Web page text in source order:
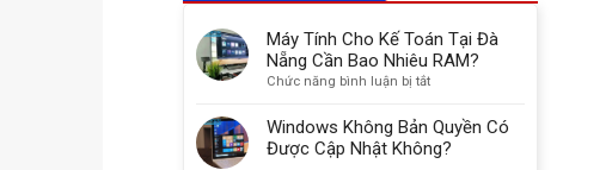
Máy Tính Cho Kế Toán Tại Đà
Nẵng Cần Bao Nhiêu RAM?
Chức năng bình luận bị tắtở
Tính
Cho
Kế
Windows Không Bản Quyền Có
Được Cập Nhật Không?